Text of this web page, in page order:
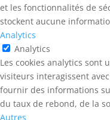
et les fonctionnalités de
stockent aucune
Analytics
Analytics
Les cookies analytics sont
visiteurs interagissent
fournir des informations
du taux de rebond, de la
Autres